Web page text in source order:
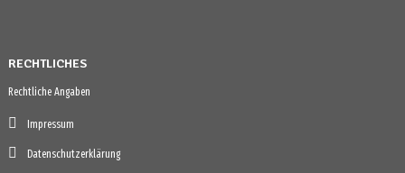
RECHTLICHES
Rechtliche Angaben
Impressum
Datenschutzerklärung